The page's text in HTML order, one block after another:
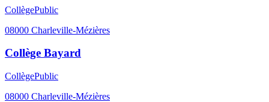
CollègePublic
08000 Charleville-Mézières
Collège Bayard
CollègePublic
08000 Charleville-Mézières